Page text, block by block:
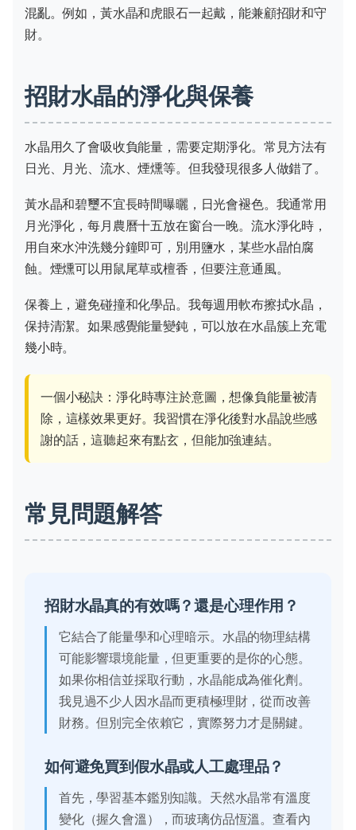
混亂。例如，黃水晶和虎眼石一起戴，能兼顧招財和守
財。
招財水晶的淨化與保養
水晶用久了會吸收負能量，需要定期淨化。常見方法有
日光、月光、流水、煙燻等。但我發現很多人做錯了。
黃水晶和碧璽不宜長時間曝曬，日光會褪色。我通常用
月光淨化，每月農曆十五放在窗台一晚。流水淨化時，
用自來水沖洗幾分鐘即可，別用鹽水，某些水晶怕腐
蝕。煙燻可以用鼠尾草或檀香，但要注意通風。
保養上，避免碰撞和化學品。我每週用軟布擦拭水晶，
保持清潔。如果感覺能量變鈍，可以放在水晶簇上充電
幾小時。
一個小秘訣：淨化時專注於意圖，想像負能量被清
除，這樣效果更好。我習慣在淨化後對水晶說些感
謝的話，這聽起來有點玄，但能加強連結。
常見問題解答
招財水晶真的有效嗎？還是心理作用？
它結合了能量學和心理暗示。水晶的物理結構
可能影響環境能量，但更重要的是你的心態。
如果你相信並採取行動，水晶能成為催化劑。
我見過不少人因水晶而更積極理財，從而改善
財務。但別完全依賴它，實際努力才是關鍵。
如何避免買到假水晶或人工處理品？
首先，學習基本鑑別知識。天然水晶常有溫度
變化（握久會溫），而玻璃仿品恆溫。查看內